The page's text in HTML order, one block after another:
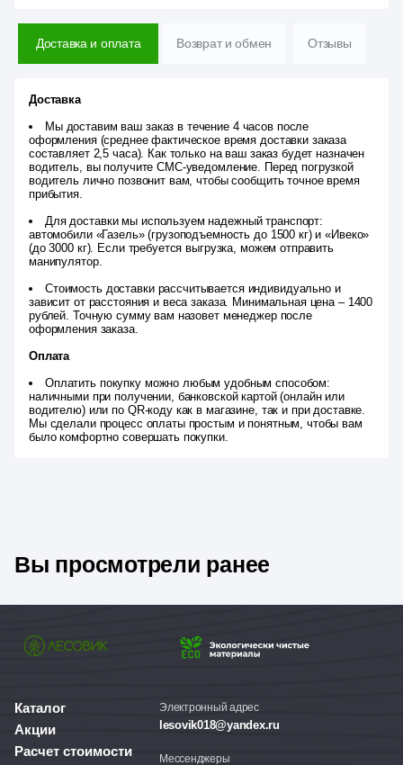
Доставка и оплата Возврат и обмен Отзывы
Доставка
Мы доставим ваш заказ в течение 4 часов после
оформления (среднее фактическое время доставки заказа
составляет 2,5 часа). Как только на ваш заказ будет назначен
водитель, вы получите СМС-уведомление. Перед погрузкой
водитель лично позвонит вам, чтобы сообщить точное время
прибытия.
Для доставки мы используем надежный транспорт:
автомобили «Газель» (грузоподъемность до 1500 кг) и «Ивеко»
(до 3000 кг). Если требуется выгрузка, можем отправить
манипулятор.
Стоимость доставки рассчитывается индивидуально и
зависит от расстояния и веса заказа. Минимальная цена – 1400
рублей. Точную сумму вам назовет менеджер после
оформления заказа.
Оплата
Оплатить покупку можно любым удобным способом:
наличными при получении, банковской картой (онлайн или
водителю) или по QR-коду как в магазине, так и при доставке.
Мы сделали процесс оплаты простым и понятным, чтобы вам
было комфортно совершать покупки.
Вы просмотрели ранее
Каталог
Акции
Расчет стоимости
Электронный адрес
lesovik018@yandex.ru
Мессенджеры